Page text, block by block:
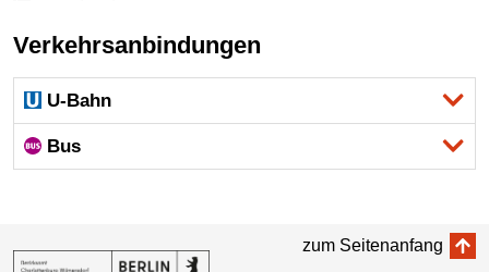
Verkehrsanbindungen
U-Bahn
Bus
zum Seitenanfang